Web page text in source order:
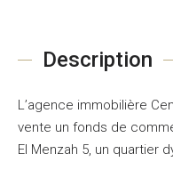
Description
L’agence immobilière
vente un fonds de
El Menzah 5, un quartier